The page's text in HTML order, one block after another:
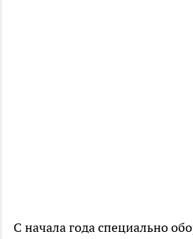
С начала года специально